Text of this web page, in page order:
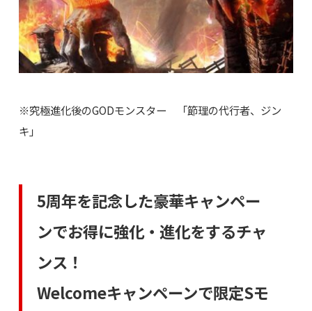
※究極進化後のGODモンスター 「節理の代行者、ジン
キ」
5周年を記念した豪華キャンペー
ンでお得に強化・進化をするチャ
ンス！
Welcomeキャンペーンで限定Sモ